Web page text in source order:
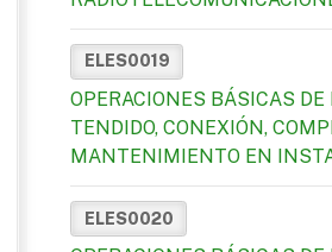
ELES0019
OPERACIONES BÁSICAS DE
TENDIDO, CONEXIÓN,
MANTENIMIENTO EN
ELES0020